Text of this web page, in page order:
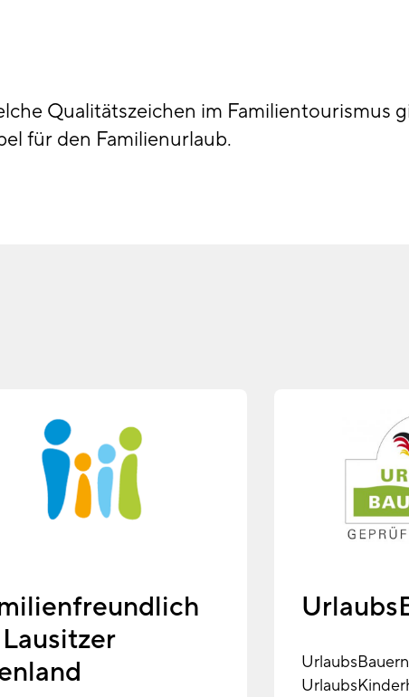
Qualitätszeichen im Familientourismus
für den Familienurlaub.